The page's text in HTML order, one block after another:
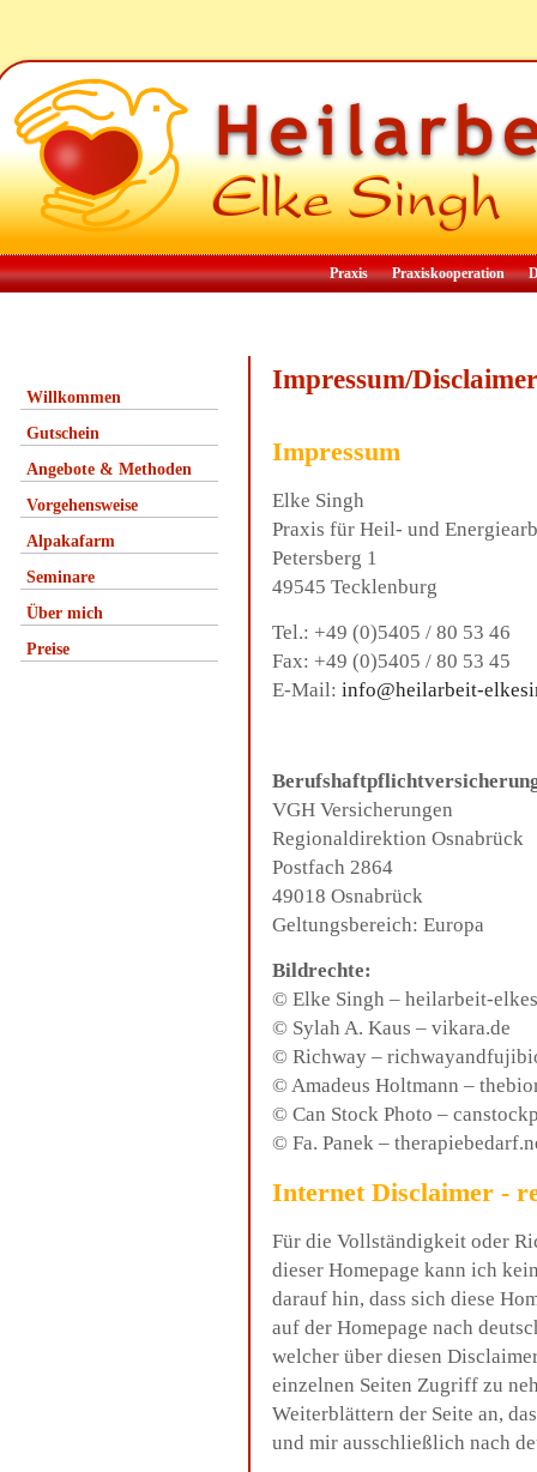
Praxis Praxiskooperation
Willkommen
Gutschein
Angebote & Methoden
Vorgehensweise
Alpakafarm
Seminare
Über mich
Preise
Impressum/Disclaimer
Impressum
Elke Singh
Praxis für Heil- und
Petersberg 1
49545 Tecklenburg
Tel.: +49 (0)5405 / 80 53 46
Fax: +49 (0)5405 / 80 53 45
E-Mail: info@heilarbeit-
VGH Versicherungen
Regionaldirektion Osnabrück
Postfach 2864
49018 Osnabrück
Geltungsbereich: Europa
Bildrechte:
© Elke Singh – heilarbeit-
© Sylah A. Kaus – vikara.de
© Richway –
© Amadeus Holtmann –
© Can Stock Photo –
© Fa. Panek –
Internet Disclaimer -
Für die Vollständigkeit oder
dieser Homepage kann ich
darauf hin, dass sich diese
auf der Homepage nach
welcher über diesen
einzelnen Seiten Zugriff zu
Weiterblättern der Seite an,
und mir ausschließlich nach